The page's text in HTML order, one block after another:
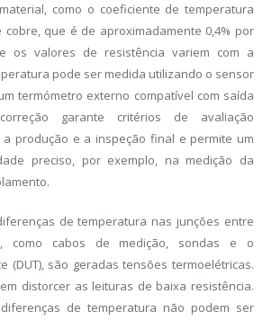
como o coeficiente de temperatura
que é de aproximadamente 0,4% por
os valores de resistência variem com a
pode ser medida utilizando o sensor
termómetro externo compatível com saída
garante critérios de avaliação
produção e a inspeção final e permite um
preciso, por exemplo, na medição da
de temperatura nas junções entre
como cabos de medição, sondas e o
(DUT), são geradas tensões termoelétricas.
distorcer as leituras de baixa resistência.
de temperatura não podem ser